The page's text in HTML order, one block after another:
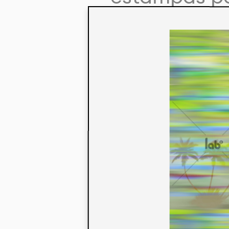
aos seus
linha de
mercados.
acabados
digital.